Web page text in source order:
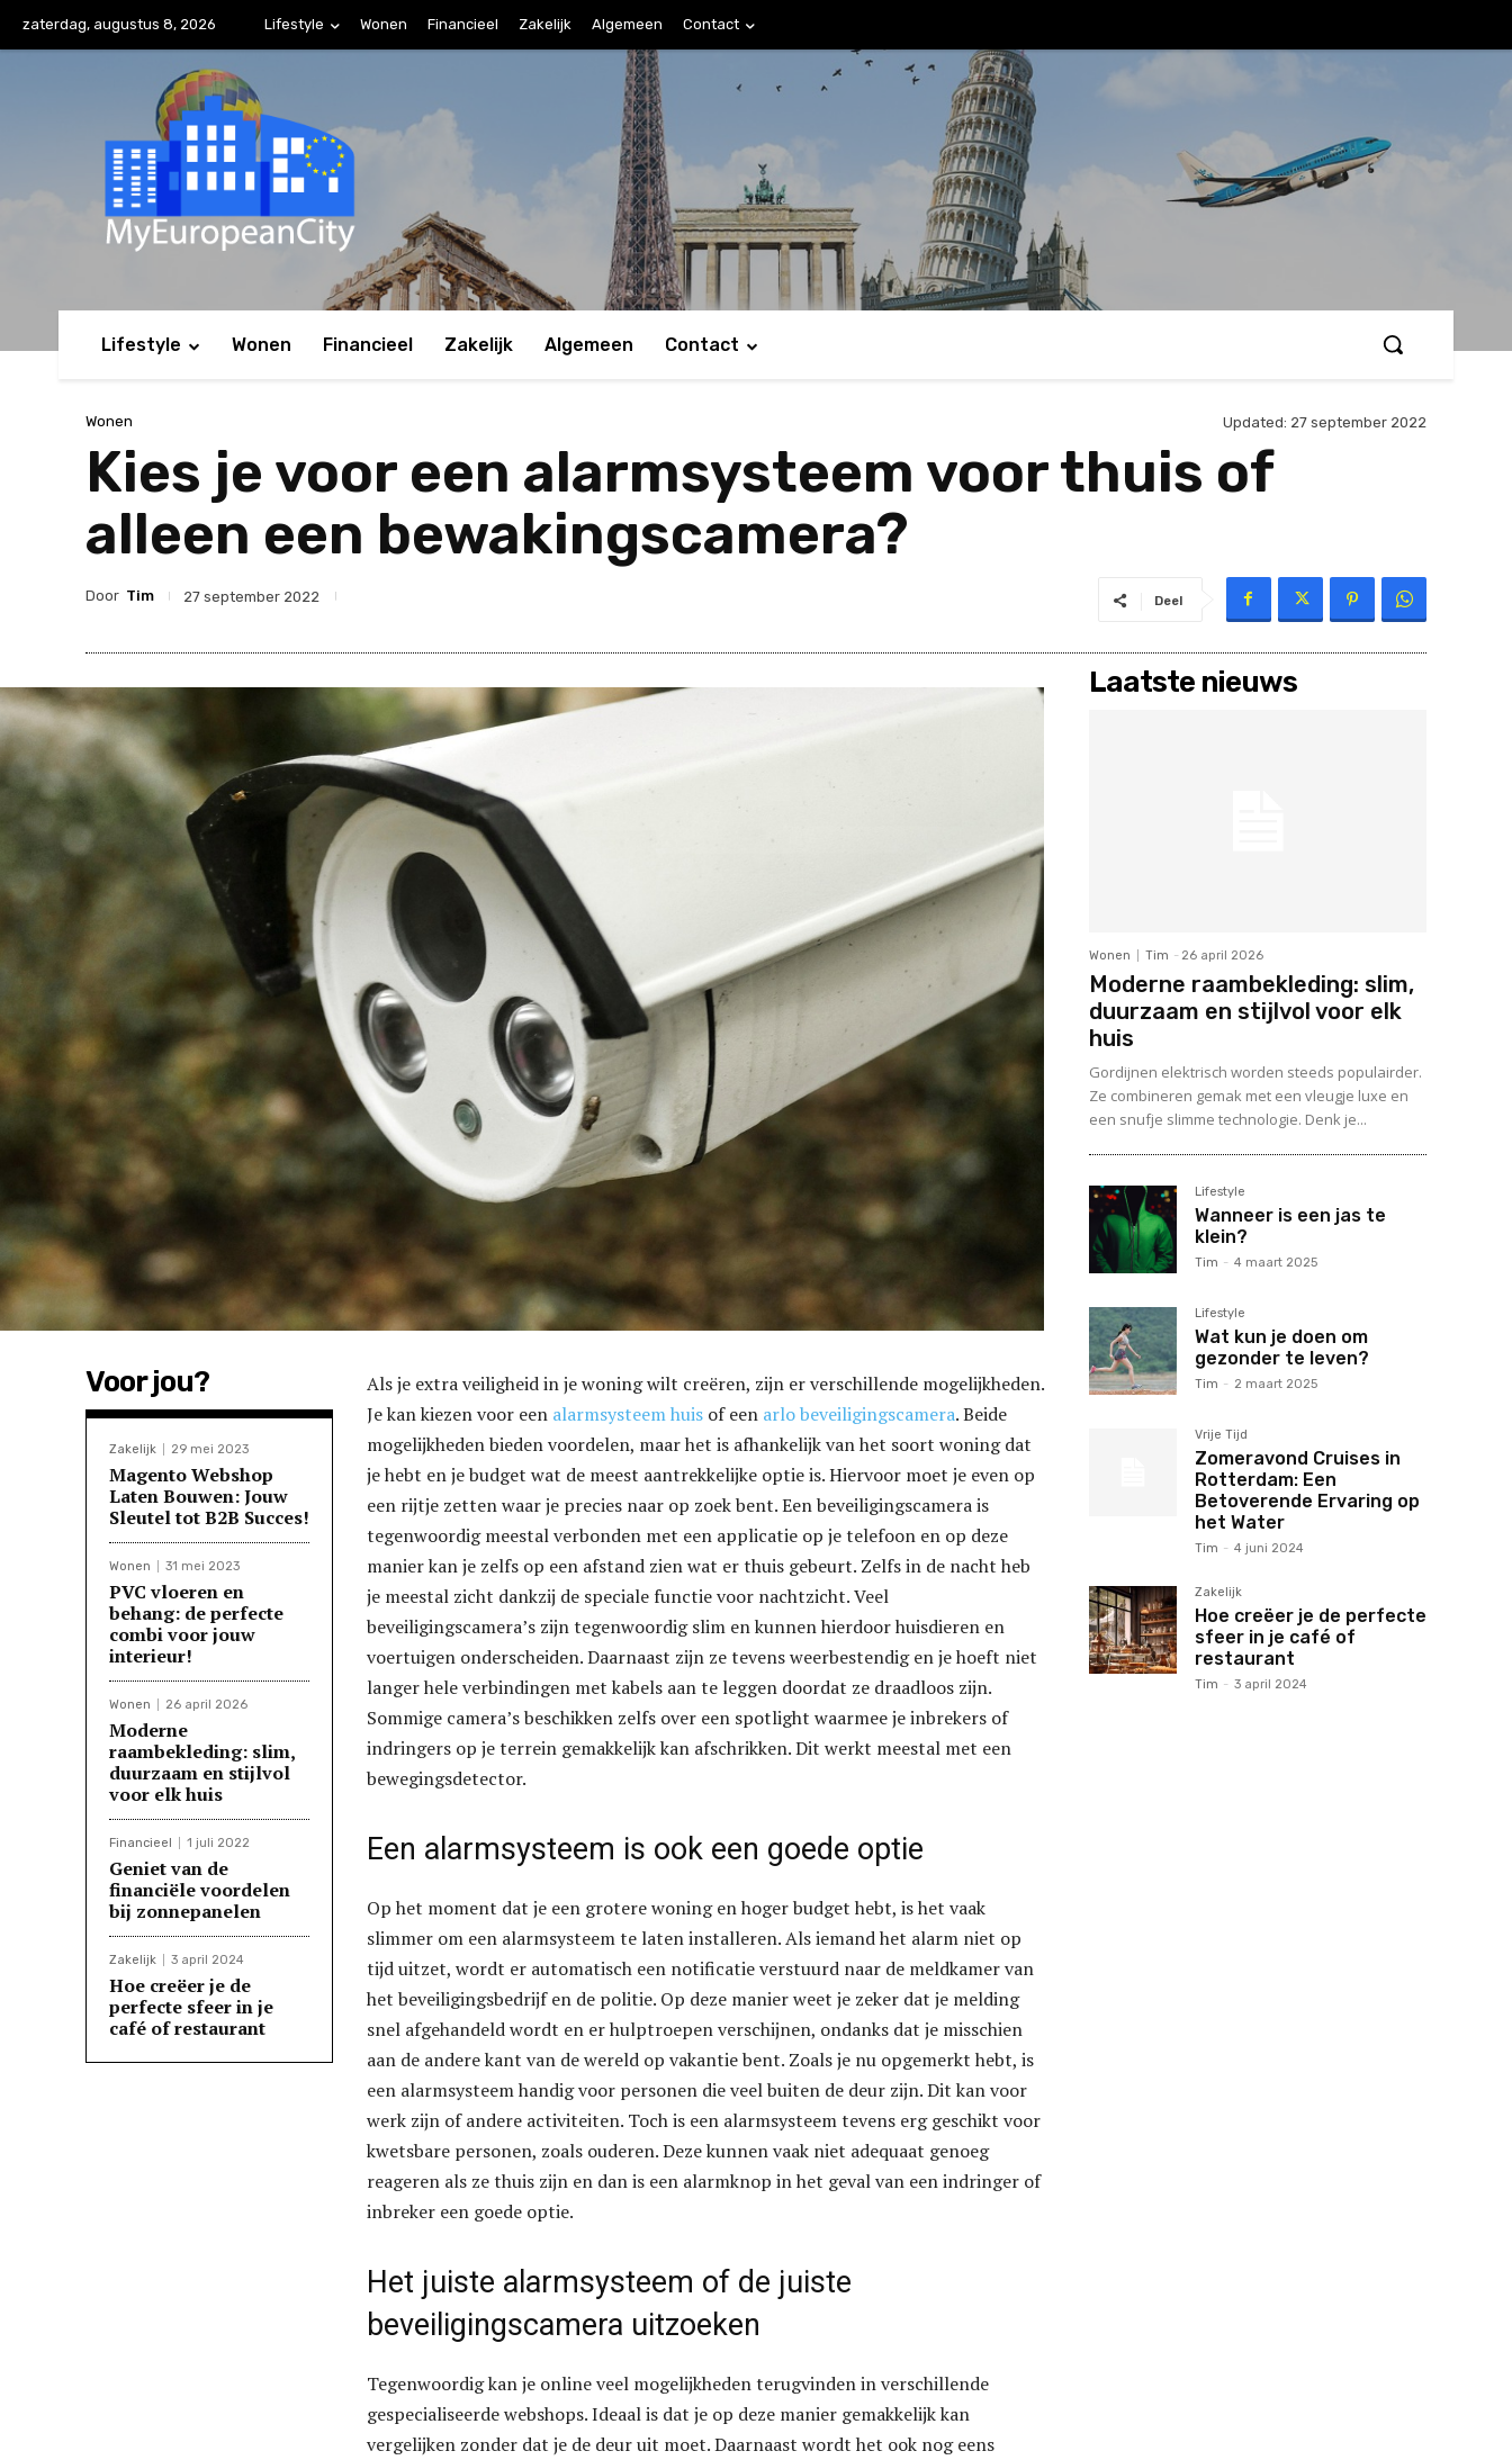
zaterdag, augustus 8, 2026 Lifestyle Wonen Financieel Zakelijk Algemeen Contact
Lifestyle Wonen Financieel Zakelijk Algemeen Contact
Wonen Updated: 27 september 2022
Kies je voor een alarmsysteem voor thuis of
alleen een bewakingscamera?
Door Tim 27 september 2022 Deel
Voor jou?
Zakelijk 29 mei 2023
Magento Webshop
Laten Bouwen: Jouw
Sleutel tot B2B Succes!
Wonen 31 mei 2023
PVC vloeren en
behang: de perfecte
combi voor jouw
interieur!
Wonen 26 april 2026
Moderne
raambekleding: slim,
duurzaam en stijlvol
voor elk huis
Financieel 1 juli 2022
Geniet van de
financiële voordelen
bij zonnepanelen
Zakelijk 3 april 2024
Hoe creëer je de
perfecte sfeer in je
café of restaurant
Als je extra veiligheid in je woning wilt creëren, zijn er verschillende mogelijkheden.
Je kan kiezen voor een alarmsysteem huis of een arlo beveiligingscamera. Beide
mogelijkheden bieden voordelen, maar het is afhankelijk van het soort woning dat
je hebt en je budget wat de meest aantrekkelijke optie is. Hiervoor moet je even op
een rijtje zetten waar je precies naar op zoek bent. Een beveiligingscamera is
tegenwoordig meestal verbonden met een applicatie op je telefoon en op deze
manier kan je zelfs op een afstand zien wat er thuis gebeurt. Zelfs in de nacht heb
je meestal zicht dankzij de speciale functie voor nachtzicht. Veel
beveiligingscamera’s zijn tegenwoordig slim en kunnen hierdoor huisdieren en
voertuigen onderscheiden. Daarnaast zijn ze tevens weerbestendig en je hoeft niet
langer hele verbindingen met kabels aan te leggen doordat ze draadloos zijn.
Sommige camera’s beschikken zelfs over een spotlight waarmee je inbrekers of
indringers op je terrein gemakkelijk kan afschrikken. Dit werkt meestal met een
bewegingsdetector.
Een alarmsysteem is ook een goede optie
Op het moment dat je een grotere woning en hoger budget hebt, is het vaak
slimmer om een alarmsysteem te laten installeren. Als iemand het alarm niet op
tijd uitzet, wordt er automatisch een notificatie verstuurd naar de meldkamer van
het beveiligingsbedrijf en de politie. Op deze manier weet je zeker dat je melding
snel afgehandeld wordt en er hulptroepen verschijnen, ondanks dat je misschien
aan de andere kant van de wereld op vakantie bent. Zoals je nu opgemerkt hebt, is
een alarmsysteem handig voor personen die veel buiten de deur zijn. Dit kan voor
werk zijn of andere activiteiten. Toch is een alarmsysteem tevens erg geschikt voor
kwetsbare personen, zoals ouderen. Deze kunnen vaak niet adequaat genoeg
reageren als ze thuis zijn en dan is een alarmknop in het geval van een indringer of
inbreker een goede optie.
Het juiste alarmsysteem of de juiste
beveiligingscamera uitzoeken
Tegenwoordig kan je online veel mogelijkheden terugvinden in verschillende
gespecialiseerde webshops. Ideaal is dat je op deze manier gemakkelijk kan
vergelijken zonder dat je de deur uit moet. Daarnaast wordt het ook nog eens
Laatste nieuws
Wonen Tim - 26 april 2026
Moderne raambekleding: slim,
duurzaam en stijlvol voor elk
huis
Gordijnen elektrisch worden steeds populairder.
Ze combineren gemak met een vleugje luxe en
een snufje slimme technologie. Denk je...
Lifestyle
Wanneer is een jas te
klein?
Tim - 4 maart 2025
Lifestyle
Wat kun je doen om
gezonder te leven?
Tim - 2 maart 2025
Vrije Tijd
Zomeravond Cruises in
Rotterdam: Een
Betoverende Ervaring op
het Water
Tim - 4 juni 2024
Zakelijk
Hoe creëer je de perfecte
sfeer in je café of
restaurant
Tim - 3 april 2024